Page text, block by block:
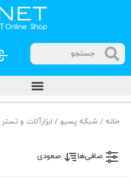
خانه / شبکه پسیو / ابزارآلات و تستر
صافی‌ها صعودی